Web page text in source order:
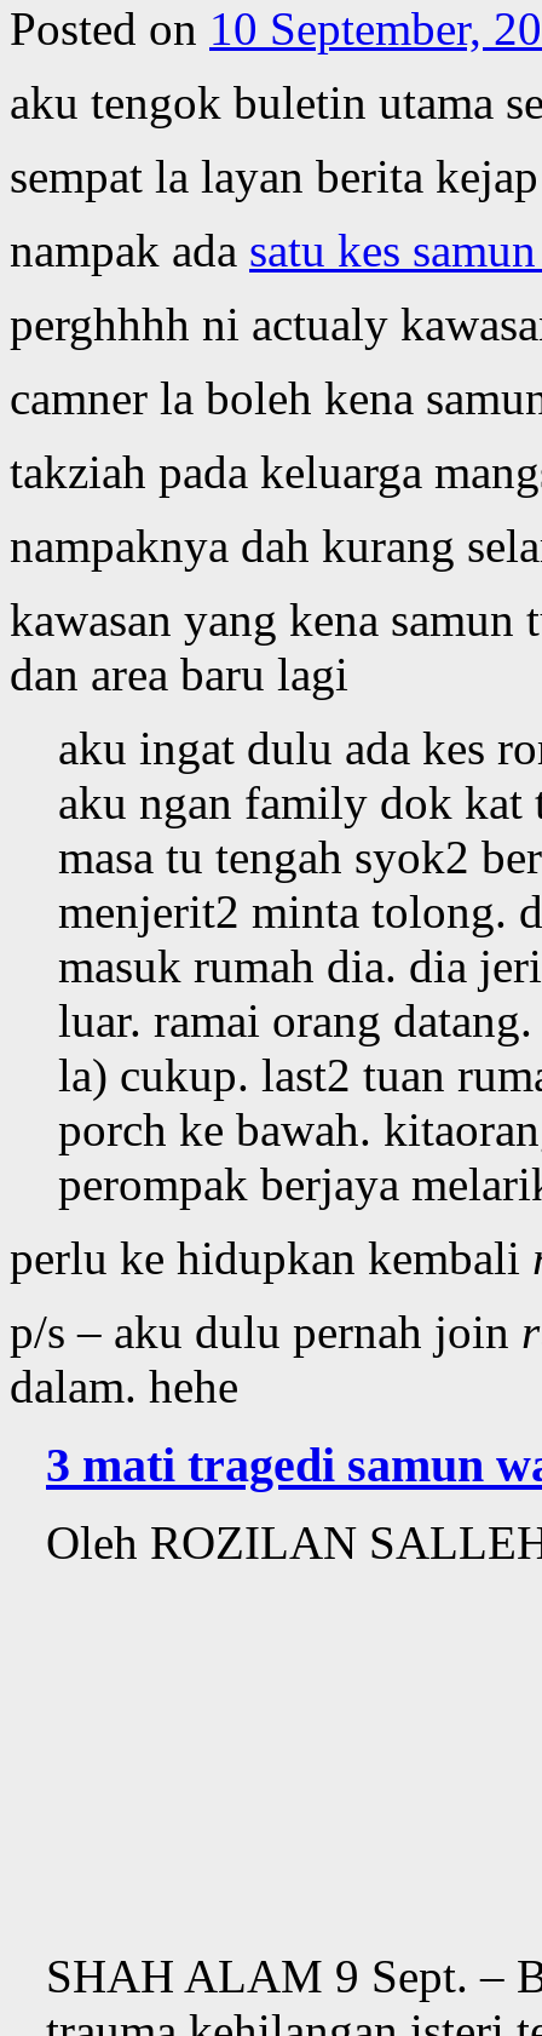
Posted on 10 September,
aku tengok buletin utama
sempat la layan berita
nampak ada satu kes
perghhhh ni actualy
camner la boleh kena
takziah pada keluarga
nampaknya dah kurang
kawasan yang kena
dan area baru lagi
aku ingat dulu ada kes
aku ngan family dok kat
masa tu tengah syok2
menjerit2 minta tolong.
masuk rumah dia. dia
luar. ramai orang
la) cukup. last2 tuan
porch ke bawah.
perompak berjaya
perlu ke hidupkan kembali
p/s – aku dulu pernah join
dalam. hehe
3 mati tragedi samun
Oleh ROZILAN
SHAH ALAM 9 Sept. –